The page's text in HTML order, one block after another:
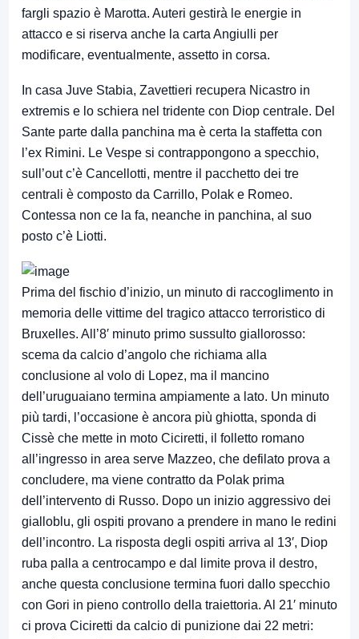
fargli spazio è Marotta. Auteri gestirà le energie in
attacco e si riserva anche la carta Angiulli per
modificare, eventualmente, assetto in corsa.
In casa Juve Stabia, Zavettieri recupera Nicastro in
extremis e lo schiera nel tridente con Diop centrale. Del
Sante parte dalla panchina ma è certa la staffetta con
l’ex Rimini. Le Vespe si contrappongono a specchio,
sull’out c’è Cancellotti, mentre il pacchetto dei tre
centrali è composto da Carrillo, Polak e Romeo.
Contessa non ce la fa, neanche in panchina, al suo
posto c’è Liotti.
Prima del fischio d’inizio, un minuto di raccoglimento in
memoria delle vittime del tragico attacco terroristico di
Bruxelles. All’8′ minuto primo sussulto giallorosso:
scema da calcio d’angolo che richiama alla
conclusione al volo di Lopez, ma il mancino
dell’uruguaiano termina ampiamente a lato. Un minuto
più tardi, l’occasione è ancora più ghiotta, sponda di
Cissè che mette in moto Ciciretti, il folletto romano
all’ingresso in area serve Mazzeo, che defilato prova a
concludere, ma viene contratto da Polak prima
dell’intervento di Russo. Dopo un inizio aggressivo dei
gialloblu, gli ospiti provano a prendere in mano le redini
dell’incontro. La risposta degli ospiti arriva al 13′, Diop
ruba palla a centrocampo e dal limite prova il destro,
anche questa conclusione termina fuori dallo specchio
con Gori in pieno controllo della traiettoria. Al 21′ minuto
ci prova Ciciretti da calcio di punizione dai 22 metri: